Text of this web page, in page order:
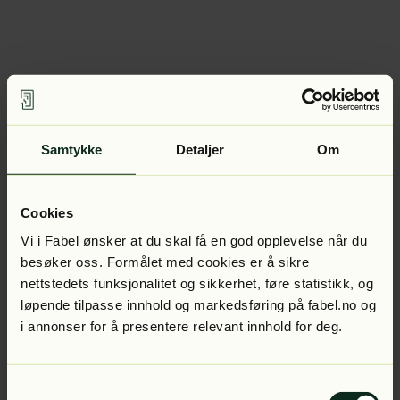
Samtykke Detaljer Om
Cookies
Vi i Fabel ønsker at du skal få en god opplevelse når du
besøker oss. Formålet med cookies er å sikre
nettstedets funksjonalitet og sikkerhet, føre statistikk, og
løpende tilpasse innhold og markedsføring på fabel.no og
i annonser for å presentere relevant innhold for deg.